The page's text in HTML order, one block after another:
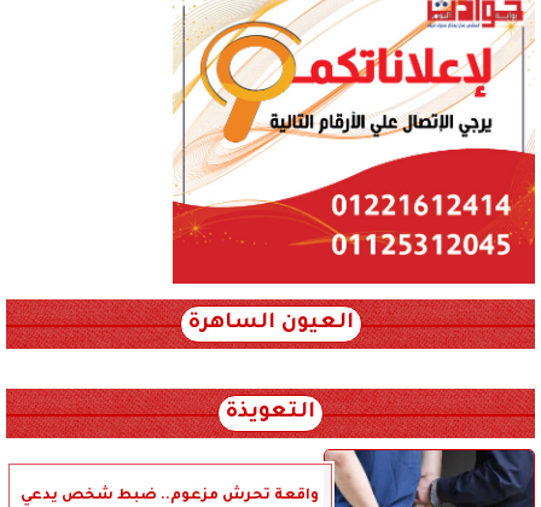
العيون الساهرة
التعويذة
واقعة تحرش مزعوم.. ضبط شخص يدعي